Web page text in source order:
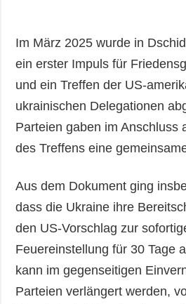
Im März 2025 wurde in
ein erster Impuls für
und ein Treffen der US-
ukrainischen Delegationen
Parteien gaben im Anschluss
des Treffens eine
Aus dem Dokument ging
dass die Ukraine ihre
den US-Vorschlag zur
Feuereinstellung für 30 Tage
kann im gegenseitigen
Parteien verlängert werden,